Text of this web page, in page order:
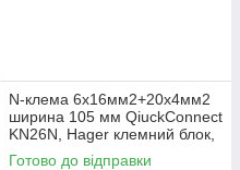
N-клема 6x16мм2+20x4мм2
ширина 105 мм QiuckConnect
KN26N, Hager клемний блок,
для щита Хагер, боксу, шафи
Готово до відправки